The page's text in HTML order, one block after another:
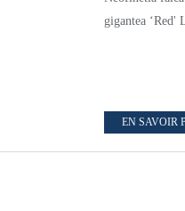
gigantea ‘Red'
EN SAVOIR